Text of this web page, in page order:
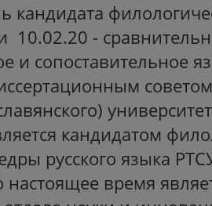
кандидата
10.02.20 -
и сопоставительное
кандидатом
русского языка
настоящее время